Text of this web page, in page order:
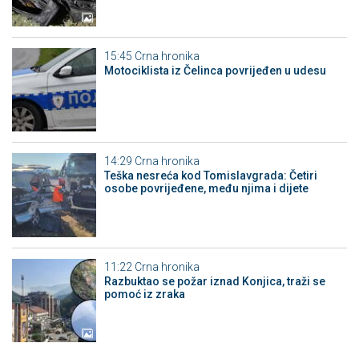
15:45 Crna hronika
Motociklista iz Čelinca povrijeđen u udesu
14:29 Crna hronika
Teška nesreća kod Tomislavgrada: Četiri
osobe povrijeđene, među njima i dijete
11:22 Crna hronika
Razbuktao se požar iznad Konjica, traži se
pomoć iz zraka